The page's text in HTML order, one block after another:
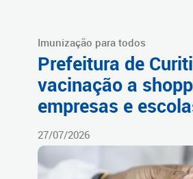
Imunização para todos
Prefeitura de
vacinação a
empresas e
27/07/2026